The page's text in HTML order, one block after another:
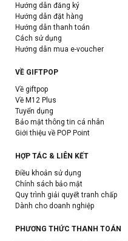
Hướng dẫn đăng ký
Hướng dẫn đặt hàng
Hướng dẫn thanh toán
Cách sử dụng
Hướng dẫn mua e-voucher
VỀ GIFTPOP
Về giftpop
Về M12 Plus
Tuyển dụng
Bảo mật thông tin cá nhân
Giới thiệu về POP Point
HỢP TÁC & LIÊN KẾT
Điều khoản sử dụng
Chính sách bảo mật
Quy trình giải quyết tranh chấp
Dành cho doanh nghiệp
PHƯƠNG THỨC THANH TOÁN